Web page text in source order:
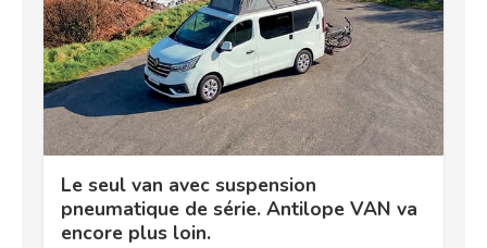
Le seul van avec suspension
pneumatique de série. Antilope VAN va
encore plus loin.